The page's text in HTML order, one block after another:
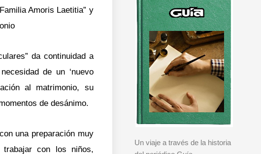
Amoris Laetitia” y
da continuidad a
de un ‘nuevo
al matrimonio, su
de desánimo.
una preparación muy
con los niños,
Un viaje a través de la historia